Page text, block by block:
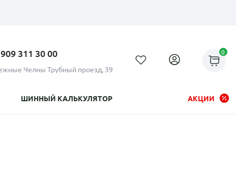
311 30 00
Челны Трубный проезд, 39
0
ШИННЫЙ КАЛЬКУЛЯТОР АКЦИИ